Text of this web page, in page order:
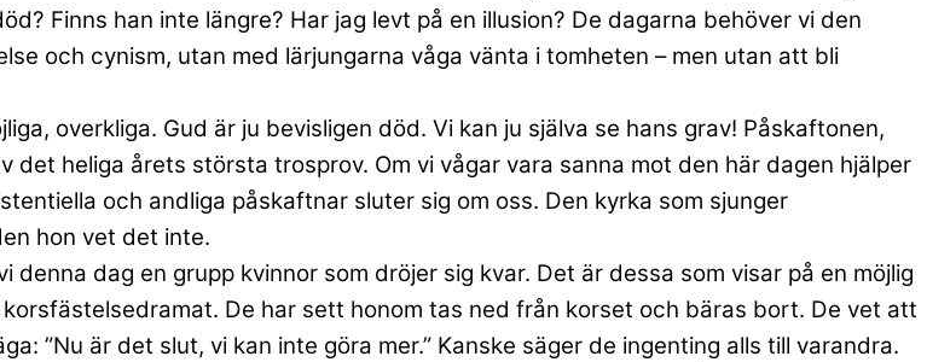
Finns han inte längre? Har jag levt på en illusion? De dagarna behöver vi den
och cynism, utan med lärjungarna våga vänta i tomheten – men utan att bli
overkliga. Gud är ju bevisligen död. Vi kan ju själva se hans grav! Påskaftonen,
heliga årets största trosprov. Om vi vågar vara sanna mot den här dagen hjälper
och andliga påskaftnar sluter sig om oss. Den kyrka som sjunger
hon vet det inte.
dag en grupp kvinnor som dröjer sig kvar. Det är dessa som visar på en möjlig
De har sett honom tas ned från korset och bäras bort. De vet att
”Nu är det slut, vi kan inte göra mer.” Kanske säger de ingenting alls till varandra.